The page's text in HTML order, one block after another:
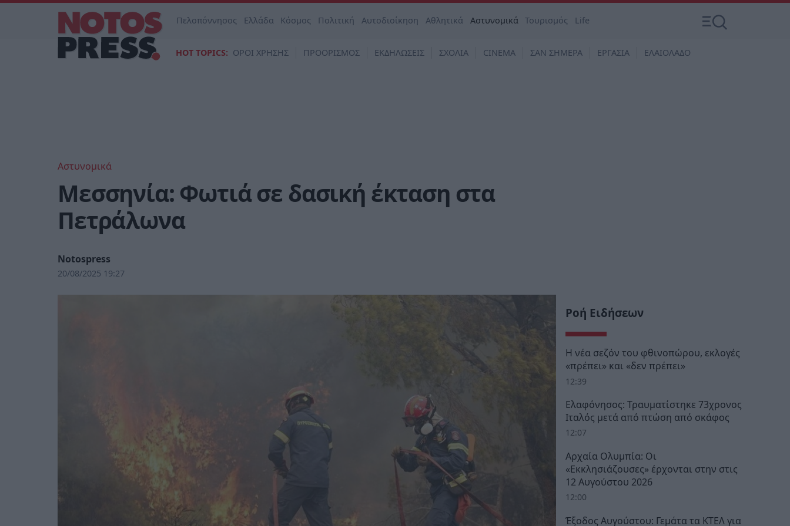
Πελοπόννησος Ελλάδα Κόσμος Πολιτική Αυτοδιοίκηση Αθλητικά Αστυνομικά Τουρισμός Life
HOT TOPICS: ΟΡΟΙ ΧΡΗΣΗΣ ΠΡΟΟΡΙΣΜΟΣ ΕΚΔΗΛΩΣΕΙΣ ΣΧΟΛΙΑ CINEMA ΣΑΝ ΣΗΜΕΡΑ ΕΡΓΑΣΙΑ ΕΛΑΙΟΛΑΔΟ
Αστυνομικά
Μεσσηνία: Φωτιά σε δασική έκταση στα
Πετράλωνα
Notospress
20/08/2025 19:27
Ροή Ειδήσεων
Η νέα σεζόν του φθινοπώρου, εκλογές
«πρέπει» και «δεν πρέπει»
12:39
Ελαφόνησος: Τραυματίστηκε 73χρονος
Ιταλός μετά από πτώση από σκάφος
12:07
Αρχαία Ολυμπία: Οι
«Εκκλησιάζουσες» έρχονται στην στις
12 Αυγούστου 2026
12:00
Έξοδος Αυγούστου: Γεμάτα τα ΚΤΕΛ για